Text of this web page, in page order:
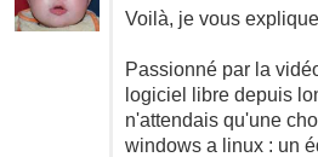
Voilà, je vous
Passionné par la
logiciel libre depuis
n'attendais qu'une
windows a linux : un